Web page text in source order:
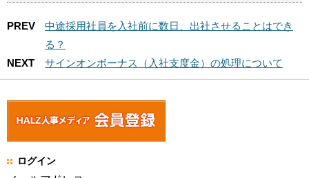
PREV
中途採用社員を入社前に数日、出社させることはでき
る？
NEXT
サインオンボーナス（入社支度金）の処理について
ログイン